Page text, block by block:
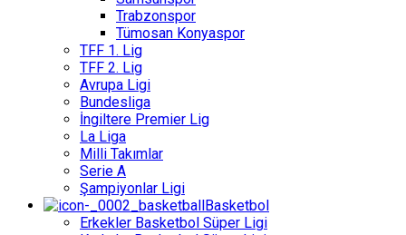
Trabzonspor
Tümosan Konyaspor
TFF 1. Lig
TFF 2. Lig
Avrupa Ligi
Bundesliga
İngiltere Premier Lig
La Liga
Milli Takımlar
Serie A
Şampiyonlar Ligi
Basketbol
Erkekler Basketbol Süper Ligi